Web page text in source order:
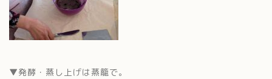
▼発酵・蒸し上げは蒸籠で。